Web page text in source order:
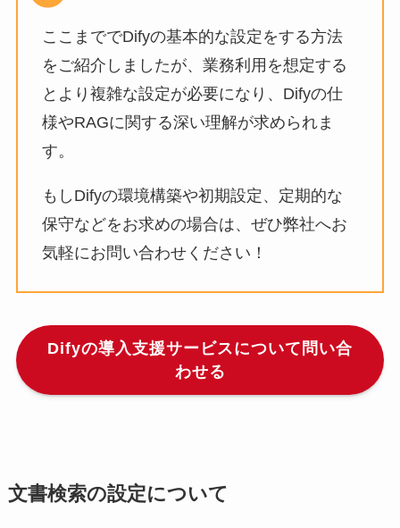
ここまででDifyの基本的な設定をする方法
をご紹介しましたが、業務利用を想定する
とより複雑な設定が必要になり、Difyの仕
様やRAGに関する深い理解が求められま
す。
もしDifyの環境構築や初期設定、定期的な
保守などをお求めの場合は、ぜひ弊社へお
気軽にお問い合わせください！
Difyの導入支援サービスについて問い合
わせる
文書検索の設定について